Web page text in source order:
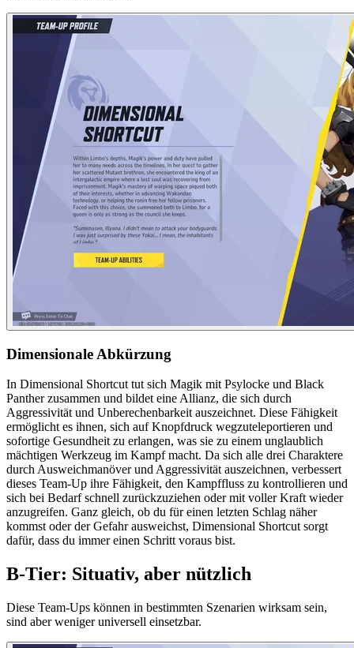
Dimensionale Abkürzung
In Dimensional Shortcut tut sich Magik mit Psylocke und Black
Panther zusammen und bildet eine Allianz, die sich durch
Aggressivität und Unberechenbarkeit auszeichnet. Diese Fähigkeit
ermöglicht es ihnen, sich auf Knopfdruck wegzuteleportieren und
sofortige Gesundheit zu erlangen, was sie zu einem unglaublich
mächtigen Werkzeug im Kampf macht. Da sich alle drei Charaktere
durch Ausweichmanöver und Aggressivität auszeichnen, verbessert
dieses Team-Up ihre Fähigkeit, den Kampffluss zu kontrollieren und
sich bei Bedarf schnell zurückzuziehen oder mit voller Kraft wieder
anzugreifen. Ganz gleich, ob du für einen letzten Schlag näher
kommst oder der Gefahr ausweichst, Dimensional Shortcut sorgt
dafür, dass du immer einen Schritt voraus bist.
B-Tier: Situativ, aber nützlich
Diese Team-Ups können in bestimmten Szenarien wirksam sein,
sind aber weniger universell einsetzbar.